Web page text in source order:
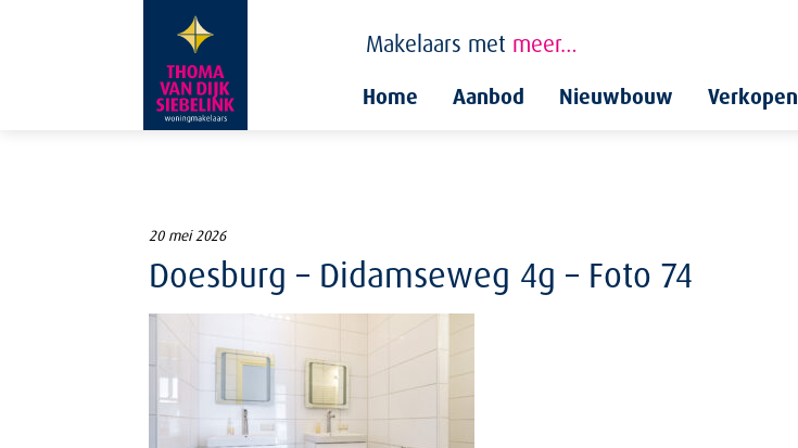
Makelaars met meer…
Home Aanbod Nieuwbouw Verkopen
20 mei 2026
Doesburg – Didamseweg 4g – Foto 74